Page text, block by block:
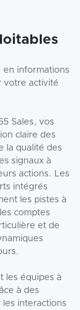
en informations
votre activité
Sales, vos
claire des
la qualité des
signaux à
actions. Les
intégrés
les pistes à
comptes
et de
les équipes à
à des
interactions